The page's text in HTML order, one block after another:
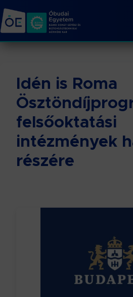
Idén is Roma
felsőoktatási
intézmények
részére